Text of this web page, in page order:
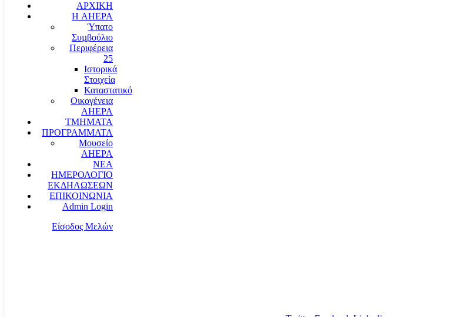
ΑΡΧΙΚΗ
Η AHEPA
Ύπατο
Συµβούλιο
Περιφέρεια
25
Ιστορικά
Στοιχεία
Καταστατικό
Οικογένεια
AHEPA
ΤΜΗΜΑΤΑ
ΠΡΟΓΡΑΜΜΑΤΑ
Μουσείο
AHEPA
ΝΕΑ
ΗΜΕΡΟΛΟΓΙΟ
ΕΚΔΗΛΩΣΕΩΝ
ΕΠΙΚΟΙΝΩΝΙΑ
Admin Login
Είσοδος Μελών